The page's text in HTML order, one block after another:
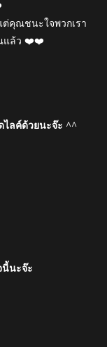
คุณชนะใจพวกเรา
ณแล้ว ❤️❤️
ไลค์ด้วยนะจ๊ะ ^^
นี้นะจ๊ะ